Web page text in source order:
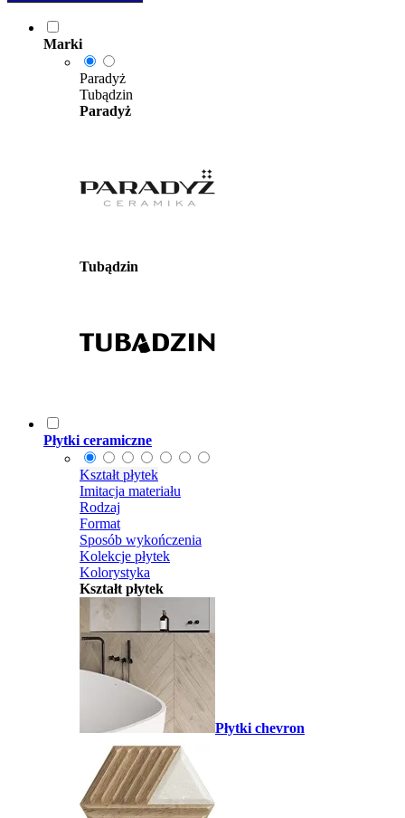
Marki
Paradyż
Tubądzin
Paradyż
Tubądzin
Płytki ceramiczne
Kształt płytek
Imitacja materiału
Rodzaj
Format
Sposób wykończenia
Kolekcje płytek
Kolorystyka
Kształt płytek
Płytki chevron